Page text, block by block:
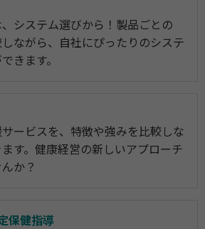
システム選びから！製品ごとの
しながら、自社にぴったりのシステ
きます。
ービスを、特徴や強みを比較しな
す。健康経営の新しいアプローチ
か？
保健指導